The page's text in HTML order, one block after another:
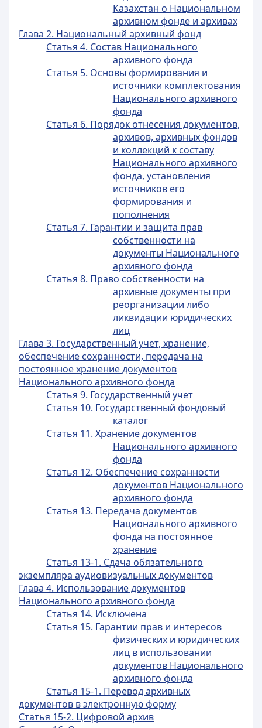
Казахстан о Национальном
архивном фонде и архивах
Глава 2. Национальный архивный фонд
Статья 4. Состав Национального
архивного фонда
Статья 5. Основы формирования и
источники комплектования
Национального архивного
фонда
Статья 6. Порядок отнесения документов,
архивов, архивных фондов
и коллекций к составу
Национального архивного
фонда, установления
источников его
формирования и
пополнения
Статья 7. Гарантии и защита прав
собственности на
документы Национального
архивного фонда
Статья 8. Право собственности на
архивные документы при
реорганизации либо
ликвидации юридических
лиц
Глава 3. Государственный учет, хранение,
обеспечение сохранности, передача на
постоянное хранение документов
Национального архивного фонда
Статья 9. Государственный учет
Статья 10. Государственный фондовый
каталог
Статья 11. Хранение документов
Национального архивного
фонда
Статья 12. Обеспечение сохранности
документов Национального
архивного фонда
Статья 13. Передача документов
Национального архивного
фонда на постоянное
хранение
Статья 13-1. Сдача обязательного
экземпляра аудиовизуальных документов
Глава 4. Использование документов
Национального архивного фонда
Статья 14. Исключена
Статья 15. Гарантии прав и интересов
физических и юридических
лиц в использовании
документов Национального
архивного фонда
Статья 15-1. Перевод архивных
документов в электронную форму
Статья 15-2. Цифровой архив